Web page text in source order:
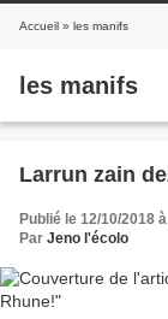
Accueil » les manifs
les manifs
Larrun zain
Publié le 12/10/2018
Par Jeno l'écolo